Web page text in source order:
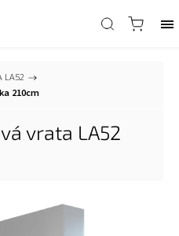
LA52 /
210cm
vrata LA52